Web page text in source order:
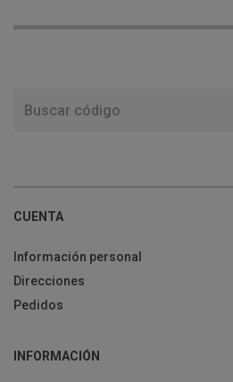
CUENTA
Información personal
Direcciones
Pedidos
INFORMACIÓN